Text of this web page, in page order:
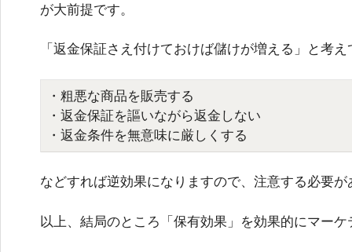
が大前提です。
「返金保証さえ付けておけば儲けが増える」と考え
・粗悪な商品を販売する
・返金保証を謳いながら返金しない
・返金条件を無意味に厳しくする
などすれば逆効果になりますので、注意する必要が
以上、結局のところ「保有効果」を効果的にマー